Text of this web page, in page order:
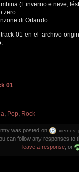
(L’inverno e neve,
zero
di Orlando
01 en el archivo
01
, Pop, Rock
was posted on viernes,
can follow any responses to
leave a response, or